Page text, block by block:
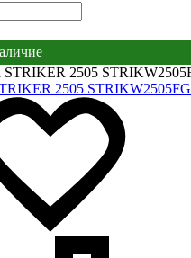
2505 STRIKW2505FG